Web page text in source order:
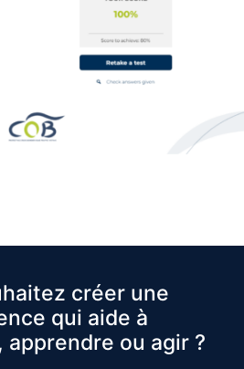
créer une
qui aide à
apprendre ou agir ?